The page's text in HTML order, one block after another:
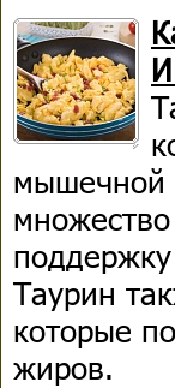
мышечной
Таурин
которые
жиров.